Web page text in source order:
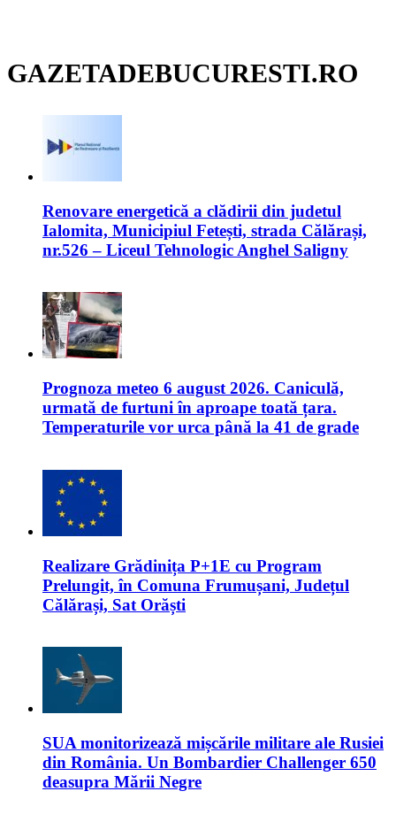
GAZETADEBUCURESTI.RO
Renovare energetică a clădirii din judetul
Ialomita, Municipiul Fetești, strada Călărași,
nr.526 – Liceul Tehnologic Anghel Saligny
Prognoza meteo 6 august 2026. Caniculă,
urmată de furtuni în aproape toată țara.
Temperaturile vor urca până la 41 de grade
Realizare Grădinița P+1E cu Program
Prelungit, în Comuna Frumușani, Județul
Călărași, Sat Orăști
SUA monitorizează mișcările militare ale Rusiei
din România. Un Bombardier Challenger 650
deasupra Mării Negre